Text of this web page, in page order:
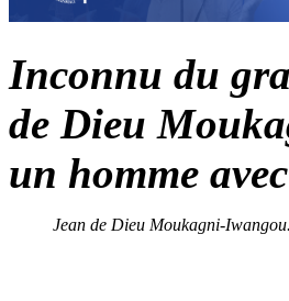
Inconnu du
de Dieu
un homme
Jean de Dieu Moukagni-